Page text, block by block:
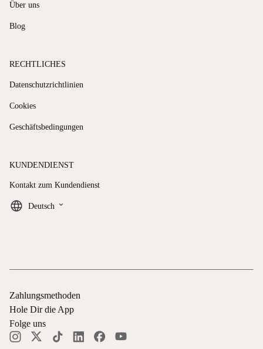
Über uns
Blog
RECHTLICHES
Datenschutzrichtlinien
Cookies
Geschäftsbedingungen
KUNDENDIENST
Kontakt zum Kundendienst
Deutsch keyboard_arrow_down
Zahlungsmethoden
Hole Dir die App
Folge uns